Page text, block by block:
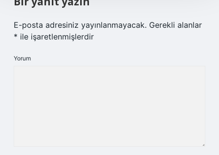
E-posta adresiniz yayınlanmayacak. Gerekli alanlar
* ile işaretlenmişlerdir
Yorum